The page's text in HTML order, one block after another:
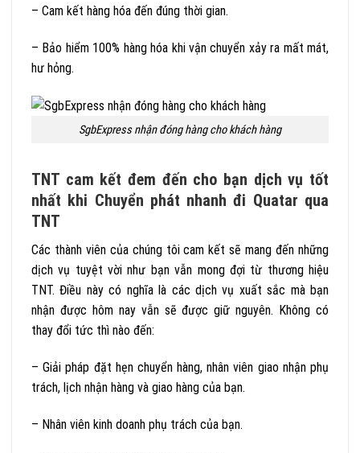
– Cam kết hàng hóa đến đúng thời gian.
– Bảo hiểm 100% hàng hóa khi vận chuyển xảy ra mất mát,
hư hỏng.
SgbExpress nhận đóng hàng cho khách hàng
TNT cam kết đem đến cho bạn dịch vụ tốt
nhất khi Chuyển phát nhanh đi Quatar qua
TNT
Các thành viên của chúng tôi cam kết sẽ mang đến những
dịch vụ tuyệt vời như bạn vẫn mong đợi từ thương hiệu
TNT. Điều này có nghĩa là các dịch vụ xuất sắc mà bạn
nhận được hôm nay vẫn sẽ được giữ nguyên. Không có
thay đổi tức thì nào đến:
– Giải pháp đặt hẹn chuyển hàng, nhân viên giao nhận phụ
trách, lịch nhận hàng và giao hàng của bạn.
– Nhân viên kinh doanh phụ trách của bạn.